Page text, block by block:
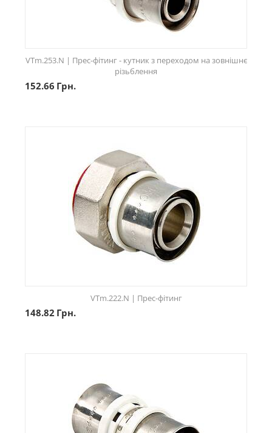
VTm.253.N | Прес-фітинг - кутник з переходом на зовнішнє
різьблення
152.66 Грн.
VTm.222.N | Прес-фітинг
148.82 Грн.